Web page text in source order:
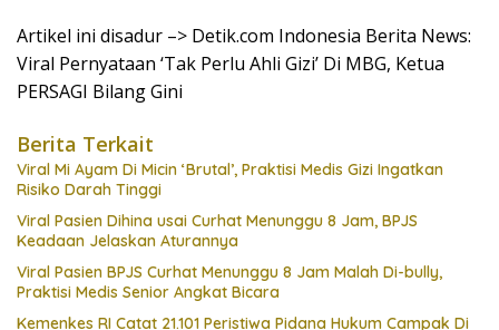
Artikel ini disadur –> Detik.com Indonesia Berita News:
Viral Pernyataan ‘Tak Perlu Ahli Gizi’ Di MBG, Ketua
PERSAGI Bilang Gini
Berita Terkait
Viral Mi Ayam Di Micin ‘Brutal’, Praktisi Medis Gizi Ingatkan
Risiko Darah Tinggi
Viral Pasien Dihina usai Curhat Menunggu 8 Jam, BPJS
Keadaan Jelaskan Aturannya
Viral Pasien BPJS Curhat Menunggu 8 Jam Malah Di-bully,
Praktisi Medis Senior Angkat Bicara
Kemenkes RI Catat 21.101 Peristiwa Pidana Hukum Campak Di